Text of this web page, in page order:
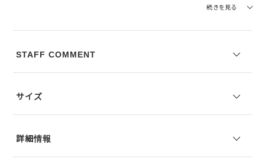
Henning Koppel(ヘニング・コッペル)がデザインした流線型のHome
※コーディネートアイテムは別売りとなります。
ご了承ください。
※サイズ表記は弊社規定によるものを表示しております。
続きを見る
STAFF COMMENT
サイズ
詳細情報